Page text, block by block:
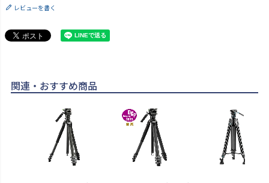
レビューを書く
関連・おすすめ商品